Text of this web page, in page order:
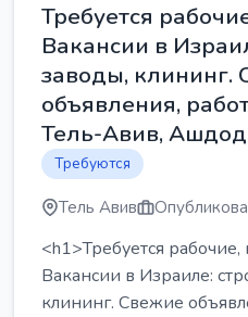
Требуется
Вакансии в
заводы, клининг.
объявления,
Тель-Авив,
Требуются
Тель Авив
<h1>Требуется
Вакансии в Израиле:
клининг. Свежие